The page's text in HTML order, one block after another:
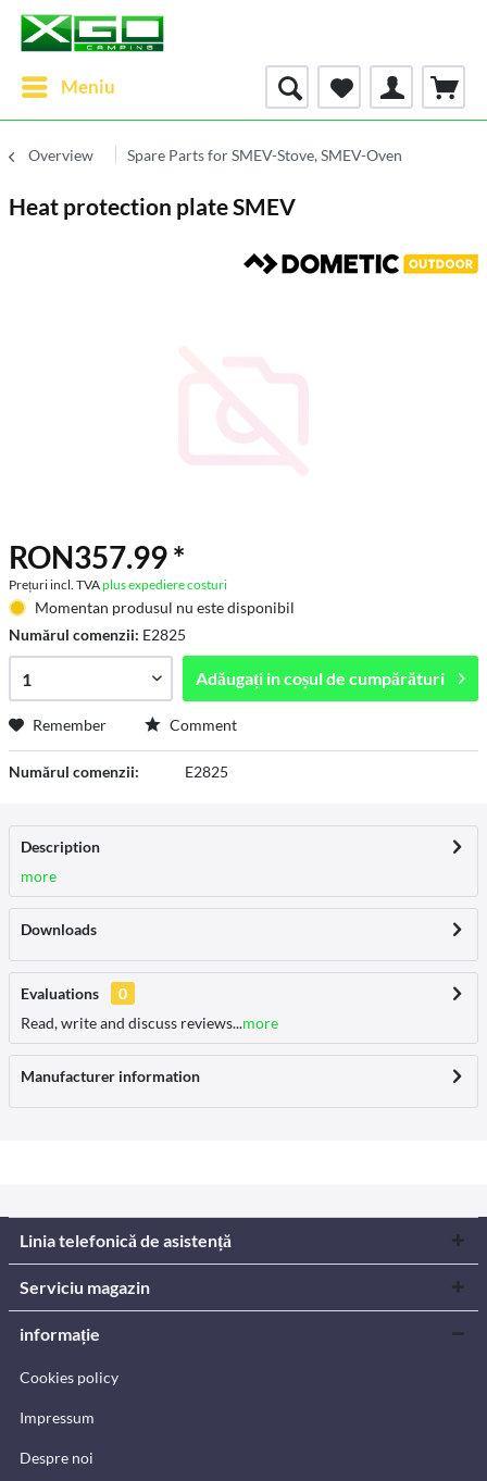
Meniu
Overview Spare Parts for SMEV-Stove, SMEV-Oven
Heat protection plate SMEV
RON357.99 *
Prețuri incl. TVAplus expediere costuri
Momentan produsul nu este disponibil
Numărul comenzii: E2825
Adăugați incoșul de cumpărături
Remember Comment
Numărul comenzii: E2825
Description
more
Downloads
Evaluations
0
Read, write and discuss reviews...more
Manufacturer information
Linia telefonică de asistență
Serviciu magazin
informație
Cookies policy
Impressum
Despre noi